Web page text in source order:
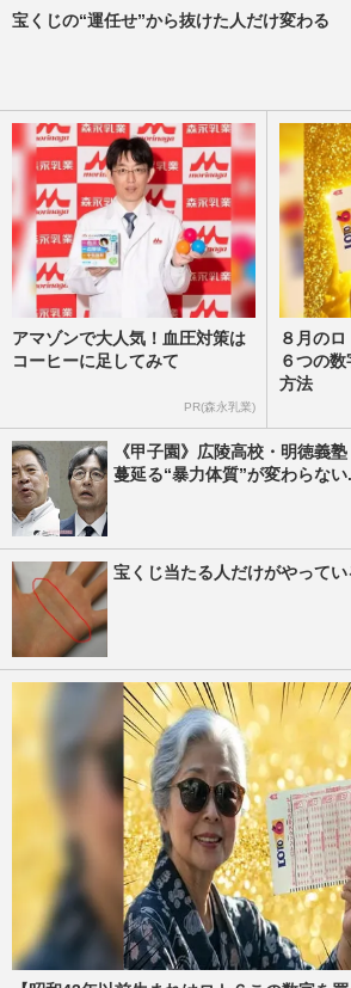
【高校野球７イニング
宝くじの“運任せ”から抜けた人だけ変わる
アマゾンで大人気！血圧対策は
コーヒーに足してみて
PR(森永乳業)
８月の
６つの
方法
《甲子園》広陵高校・明徳義
蔓延る“暴力体質”が変わらない
宝くじ当たる人だけがやって